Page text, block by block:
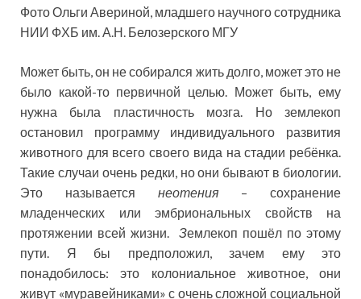
Фото Ольги Авериной, младшего научного сотрудника
НИИ ФХБ им. А.Н. Белозерского МГУ
Может быть, он не собирался жить долго, может это не
было какой-то первичной целью. Может быть, ему
нужна была пластичность мозга. Но землекоп
остановил программу индивидуального развития
животного для всего своего вида на стадии ребёнка.
Такие случаи очень редки, но они бывают в биологии.
Это называется неотения– сохранение
младенческих или эмбриональных свойств на
протяжении всей жизни.
Землекоп пошёл по этому
пути. Я бы предположил, зачем ему это
понадобилось: это колониальное животное, они
живут «муравейниками» с очень сложной социальной